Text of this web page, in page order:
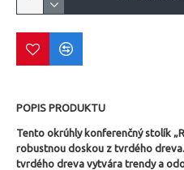
POPIS PRODUKTU
Tento okrúhly konferenčný stolík
robustnou doskou z tvrdého dreva.
tvrdého dreva vytvára trendy a